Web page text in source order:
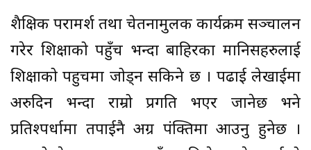
शैक्षिक परामर्श तथा चेतनामुलक कार्यक्रम सञ्चालन
गरेर शिक्षाको पहुँच भन्दा बाहिरका मानिसहरुलाई
शिक्षाको पहुचमा जोड्न सकिने छ । पढाई लेखाईमा
अरुदिन भन्दा राम्रो प्रगति भएर जानेछ भने
प्रतिश्पर्धामा तपाईनै अग्र पंक्तिमा आउनु हुनेछ ।